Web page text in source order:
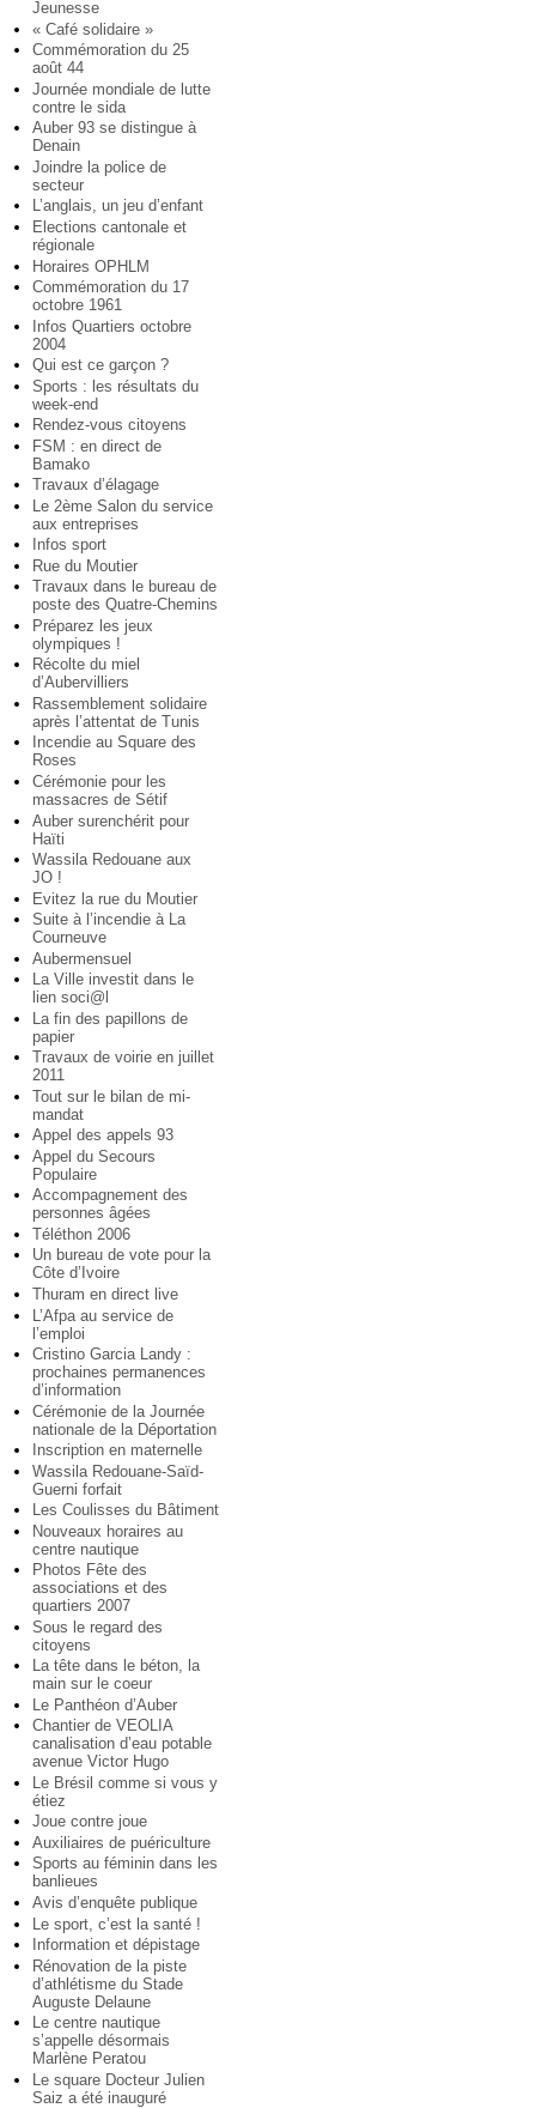
Jeunesse
« Café solidaire »
Commémoration du 25
août 44
Journée mondiale de lutte
contre le sida
Auber 93 se distingue à
Denain
Joindre la police de
secteur
L’anglais, un jeu d’enfant
Elections cantonale et
régionale
Horaires OPHLM
Commémoration du 17
octobre 1961
Infos Quartiers octobre
2004
Qui est ce garçon ?
Sports : les résultats du
week-end
Rendez-vous citoyens
FSM : en direct de
Bamako
Travaux d’élagage
Le 2ème Salon du service
aux entreprises
Infos sport
Rue du Moutier
Travaux dans le bureau de
poste des Quatre-Chemins
Préparez les jeux
olympiques !
Récolte du miel
d’Aubervilliers
Rassemblement solidaire
après l’attentat de Tunis
Incendie au Square des
Roses
Cérémonie pour les
massacres de Sétif
Auber surenchérit pour
Haïti
Wassila Redouane aux
JO !
Evitez la rue du Moutier
Suite à l’incendie à La
Courneuve
Aubermensuel
La Ville investit dans le
lien soci@l
La fin des papillons de
papier
Travaux de voirie en juillet
2011
Tout sur le bilan de mi-
mandat
Appel des appels 93
Appel du Secours
Populaire
Accompagnement des
personnes âgées
Téléthon 2006
Un bureau de vote pour la
Côte d’Ivoire
Thuram en direct live
L’Afpa au service de
l’emploi
Cristino Garcia Landy :
prochaines permanences
d’information
Cérémonie de la Journée
nationale de la Déportation
Inscription en maternelle
Wassila Redouane-Saïd-
Guerni forfait
Les Coulisses du Bâtiment
Nouveaux horaires au
centre nautique
Photos Fête des
associations et des
quartiers 2007
Sous le regard des
citoyens
La tête dans le béton, la
main sur le coeur
Le Panthéon d’Auber
Chantier de VEOLIA
canalisation d’eau potable
avenue Victor Hugo
Le Brésil comme si vous y
étiez
Joue contre joue
Auxiliaires de puériculture
Sports au féminin dans les
banlieues
Avis d’enquête publique
Le sport, c’est la santé !
Information et dépistage
Rénovation de la piste
d’athlétisme du Stade
Auguste Delaune
Le centre nautique
s’appelle désormais
Marlène Peratou
Le square Docteur Julien
Saiz a été inauguré